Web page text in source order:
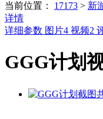
当前位置： 17173 > 新
详情
详细参数 图片4 视频2
GGG计划